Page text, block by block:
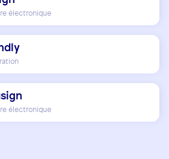
électronique
électronique